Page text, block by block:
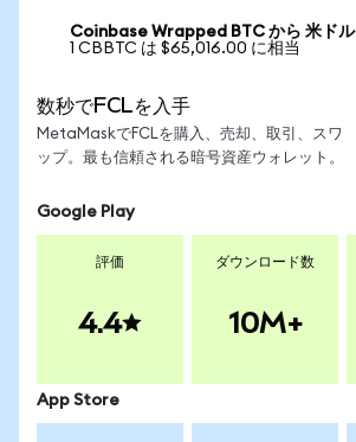
Coinbase Wrapped BTC から 米ドル
1 CBBTC は $65,016.00 に相当
数秒でFCLを入手
MetaMaskでFCLを購入、売却、取引、スワ
ップ。最も信頼される暗号資産ウォレット。
Google Play
評価
4.4
ダウンロード数
10M+
App Store